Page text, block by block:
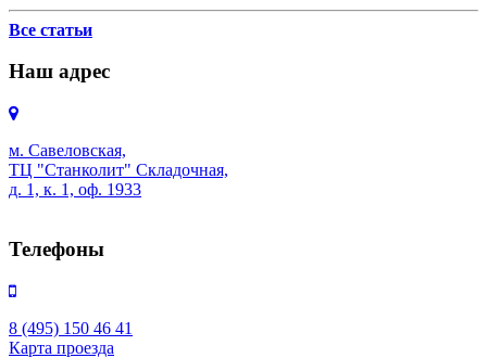
Все статьи
Наш адрес
м. Савеловская,
ТЦ "Станколит" Складочная,
д. 1, к. 1, оф. 1933
Телефоны
8 (495) 150 46 41
Карта проезда